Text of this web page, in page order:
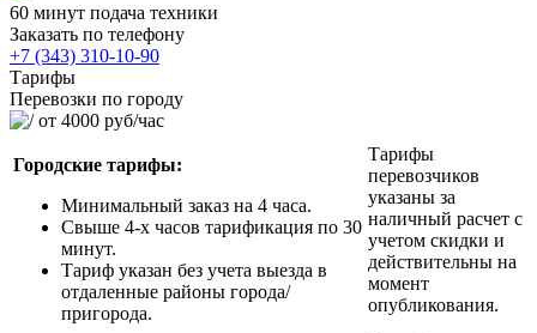
60 минут подача техники
Заказать по телефону
+7 (343) 310-10-90
Тарифы
Перевозки по городу
от 4000 руб/час
Городские тарифы:
Минимальный заказ на 4 часа.
Свыше 4-х часов тарификация по 30
минут.
Тариф указан без учета выезда в
отдаленные районы города/
пригорода.
Тарифы
перевозчиков
указаны за
наличный расчет с
учетом скидки и
действительны на
момент
опубликования.